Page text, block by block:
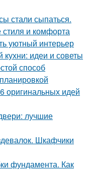
стали сыпаться.
стиля и комфорта
уютный интерьер
идеи и советы
способ
оригинальных идей
лучшие
Шкафчики
фундамента. Как